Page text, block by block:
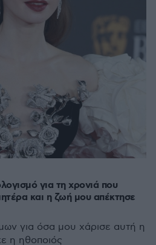
για τη χρονιά που
και η ζωή μου απέκτησε
για όσα μου χάρισε αυτή η
η ηθοποιός